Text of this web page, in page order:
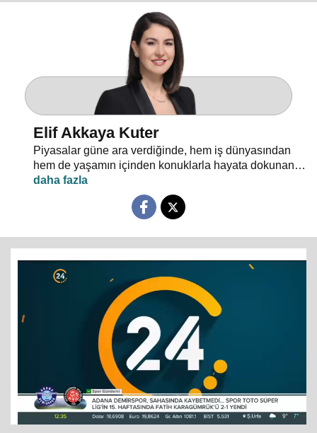
Elif Akkaya Kuter
Piyasalar güne ara verdiğinde, hem iş dünyasından
hem de yaşamın içinden konuklarla hayata dokunan
gelişmelerin ekonomik boyutu "Kahve Molası"nda